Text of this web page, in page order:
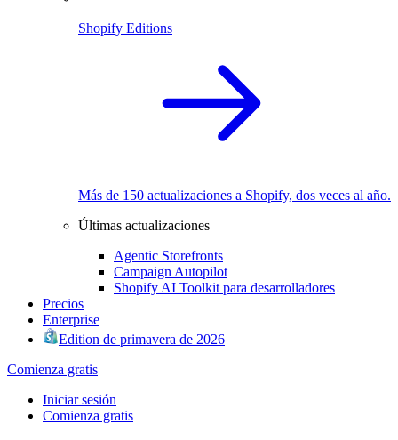
Shopify Editions
Más de 150 actualizaciones a Shopify, dos veces al año.
Últimas actualizaciones
Agentic Storefronts
Campaign Autopilot
Shopify AI Toolkit para desarrolladores
Precios
Enterprise
Edition de primavera de 2026
Comienza gratis
Iniciar sesión
Comienza gratis